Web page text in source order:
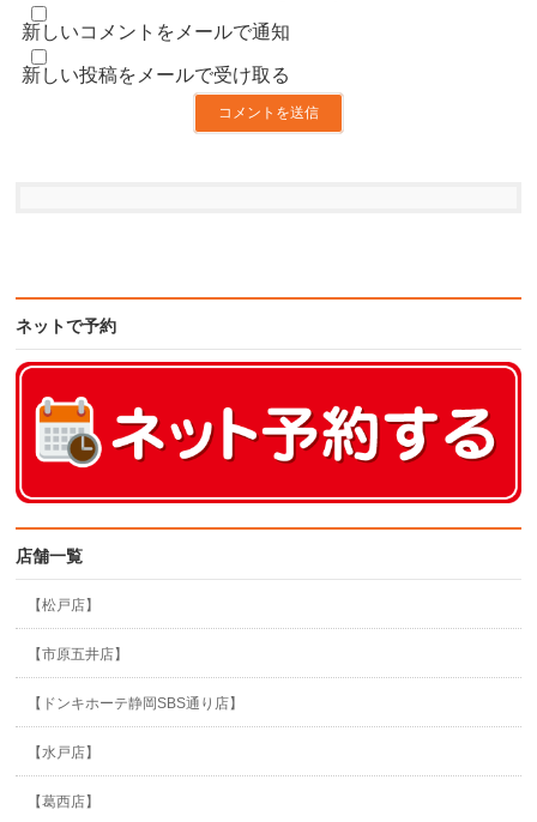
新しいコメントをメールで通知
新しい投稿をメールで受け取る
ネットで予約
店舗一覧
【松戸店】
【市原五井店】
【ドンキホーテ静岡SBS通り店】
【水戸店】
【葛西店】